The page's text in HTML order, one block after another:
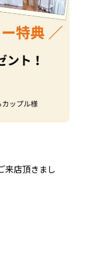
来店頂きまし